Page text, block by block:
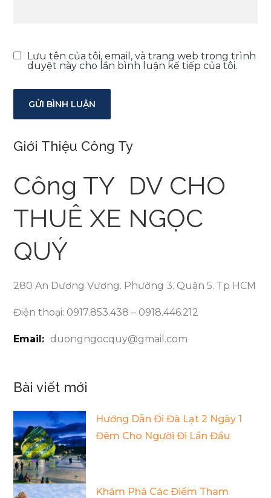
Lưu tên của tôi, email, và trang web trong trình
duyệt này cho lần bình luận kế tiếp của tôi.
Giới Thiệu Công Ty
Công TY DV CHO
THUÊ XE NGỌC
QUÝ
280 An Dương Vương. Phường 3. Quận 5. Tp HCM
Điện thoại: 0917.853.438 – 0918.446.212
Email: duongngocquy@gmail.com
Bài viết mới
Hướng Dẫn Đi Đà Lạt 2 Ngày 1
Đêm Cho Người Đi Lần Đầu
Khám Phá Các Điểm Tham